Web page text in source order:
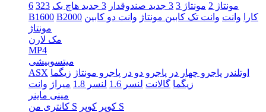
مونتاژ 2
مونتاژ 3 3 جدید صندوقدار 3 جدید هاچ بک 323
6
B1600 B2000 کارا وانت وانت تک کابین مونتاژ وانت دو کابین
مونتاژ
مک لارن
MP4
میتسوبیشی
ASX
اوتلندر پاجرو چهار در پاجرو دو در پاجرو مونتاژ زیگما
زیگما گالانت لنسر 1.6 لنسر 1.8 میراژ وانت
مینی ماینر
کانتری من S
کوپر کوپر S